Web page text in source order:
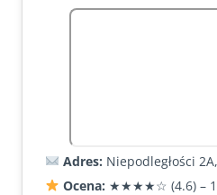
Adres: Niepodległości
Ocena: ★★★★☆ (4.6) –